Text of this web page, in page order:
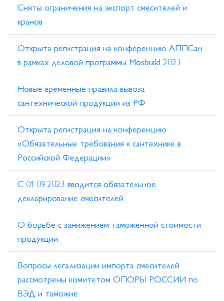
Сняты ограничения на экспорт смесителей и
кранов
Открыта регистрация на конференцию АППСан
в рамках деловой программы Mosbuild 2023
Новые временные правила вывоза
сантехнической продукции из РФ
Открыта регистрация на конференцию
«Обязательные требования к сантехнике в
Российской Федерации»
С 01.09.2023 вводится обязательное
декларирование смесителей
О борьбе с занижением таможенной стоимости
продукции
Вопросы легализации импорта смесителей
рассмотрены комитетом ОПОРЫ РОССИИ по
ВЭД и таможне